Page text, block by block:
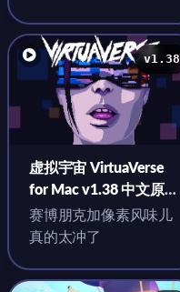
v1.38
虚拟宇宙 VirtuaVerse
for Mac v1.38 中文原
生版
赛博朋克加像素风味儿
真的太冲了